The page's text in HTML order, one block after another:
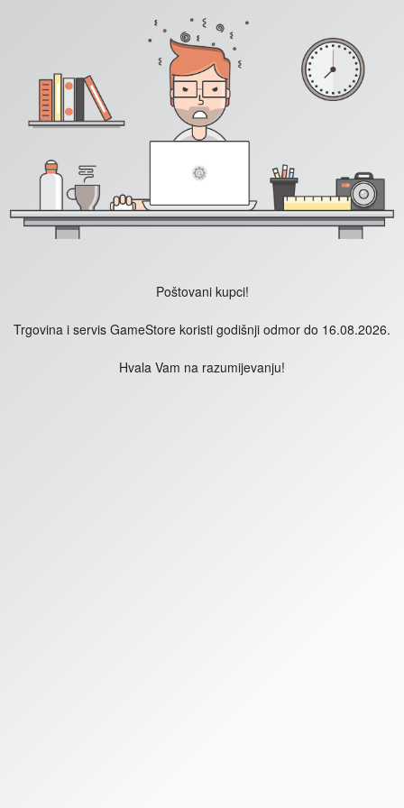
Poštovani kupci!
Trgovina i servis GameStore koristi godišnji odmor do 16.08.2026.
Hvala Vam na razumijevanju!